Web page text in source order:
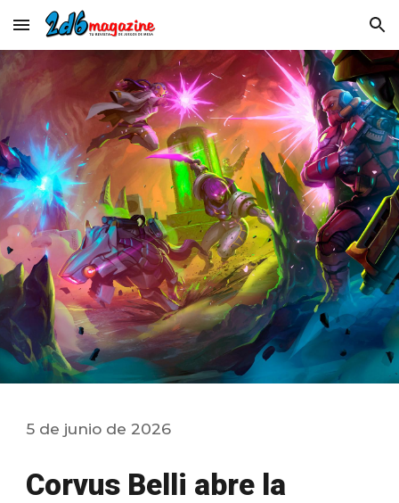
Skip to main content Skip to navigation
5 de junio de 2026
Corvus Belli abre la